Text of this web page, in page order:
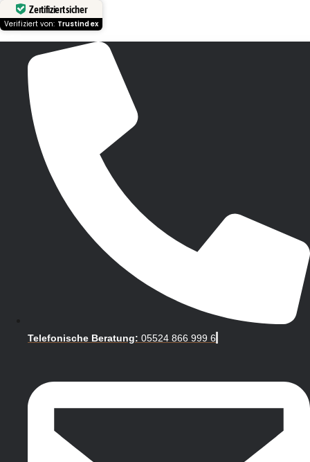
Zertifiziert sicher
Verifiziert von: Trustindex
Telefonische Beratung: 05524 866 999 6